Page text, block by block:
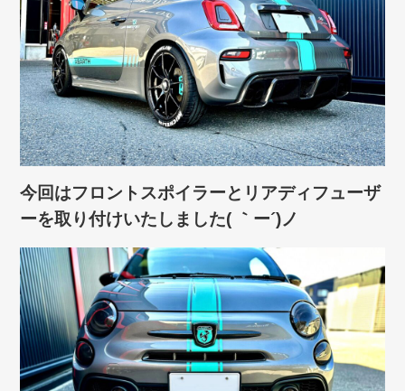
今回はフロントスポイラーとリアディフューザ
ーを取り付けいたしました( ｀ー´)ノ